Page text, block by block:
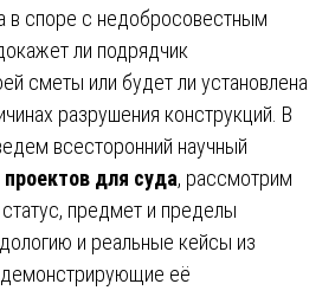
в споре с недобросовестным
ли подрядчик
сметы или будет ли установлена
разрушения конструкций. В
всесторонний научный
для суда, рассмотрим
предмет и пределы
и реальные кейсы из
демонстрирующие её